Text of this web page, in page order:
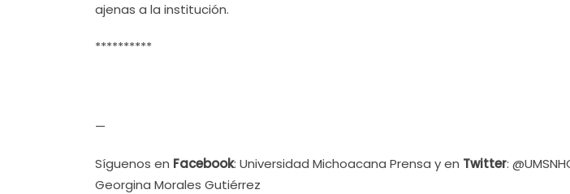
ajenas a la institución.
**********
—
Síguenos en Facebook: Universidad Michoacana Prensa y en Twitter:
Georgina Morales Gutiérrez